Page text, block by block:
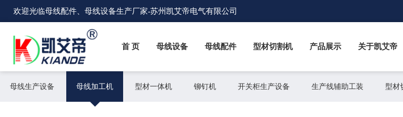
欢迎光临母线配件、母线设备生产厂家-苏州凯艾帝电气有限公司
首 页 母线设备 母线配件 型材切割机 产品展示 关于凯艾帝
母线生产设备 母线加工机 型材一体机 铆钉机 开关柜生产设备 生产线辅助工装 型材